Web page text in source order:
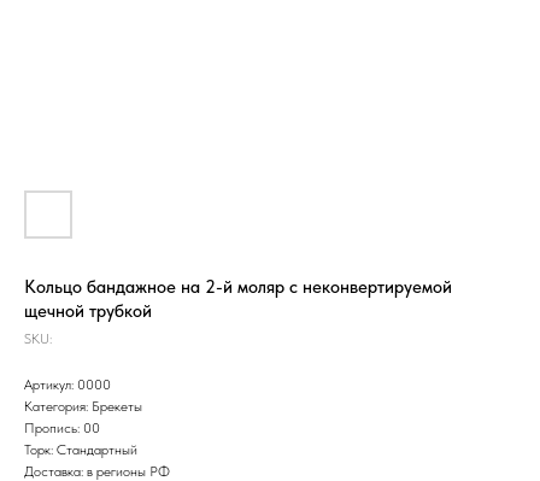
Кольцо бандажное на 2-й моляр с неконвертируемой
щечной трубкой
SKU:
Артикул: 0000
Категория: Брекеты
Пропись: 00
Торк: Стандартный
Доставка: в регионы РФ